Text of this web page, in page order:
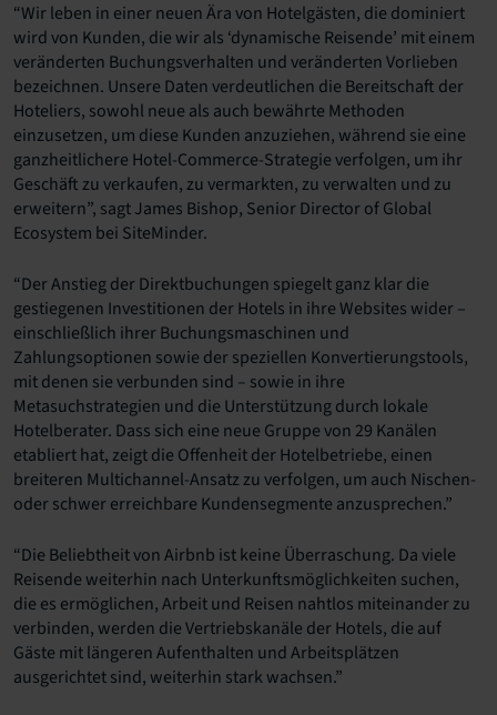
“Wir leben in einer neuen Ära von Hotelgästen, die dominiert
wird von Kunden, die wir als ‘dynamische Reisende’ mit einem
veränderten Buchungsverhalten und veränderten Vorlieben
bezeichnen. Unsere Daten verdeutlichen die Bereitschaft der
Hoteliers, sowohl neue als auch bewährte Methoden
einzusetzen, um diese Kunden anzuziehen, während sie eine
ganzheitlichere Hotel-Commerce-Strategie verfolgen, um ihr
Geschäft zu verkaufen, zu vermarkten, zu verwalten und zu
erweitern”, sagt James Bishop, Senior Director of Global
Ecosystem bei SiteMinder.
“Der Anstieg der Direktbuchungen spiegelt ganz klar die
gestiegenen Investitionen der Hotels in ihre Websites wider –
einschließlich ihrer Buchungsmaschinen und
Zahlungsoptionen sowie der speziellen Konvertierungstools,
mit denen sie verbunden sind – sowie in ihre
Metasuchstrategien und die Unterstützung durch lokale
Hotelberater. Dass sich eine neue Gruppe von 29 Kanälen
etabliert hat, zeigt die Offenheit der Hotelbetriebe, einen
breiteren Multichannel-Ansatz zu verfolgen, um auch Nischen-
oder schwer erreichbare Kundensegmente anzusprechen.”
“Die Beliebtheit von Airbnb ist keine Überraschung. Da viele
Reisende weiterhin nach Unterkunftsmöglichkeiten suchen,
die es ermöglichen, Arbeit und Reisen nahtlos miteinander zu
verbinden, werden die Vertriebskanäle der Hotels, die auf
Gäste mit längeren Aufenthalten und Arbeitsplätzen
ausgerichtet sind, weiterhin stark wachsen.”